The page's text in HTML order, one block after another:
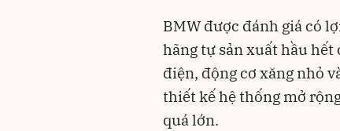
BMW được đánh giá có
hãng tự sản xuất hầu
điện, động cơ xăng nhỏ
thiết kế hệ thống mở
quá lớn.